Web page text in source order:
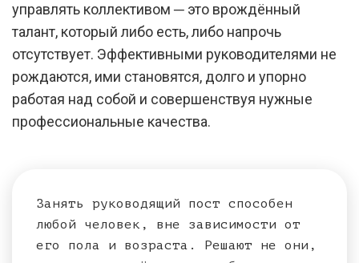
управлять коллективом ─ это врождённый
талант, который либо есть, либо напрочь
отсутствует. Эффективными руководителями не
рождаются, ими становятся, долго и упорно
работая над собой и совершенствуя нужные
профессиональные качества.
Занять руководящий пост способен
любой человек, вне зависимости от
его пола и возраста. Решают не они,